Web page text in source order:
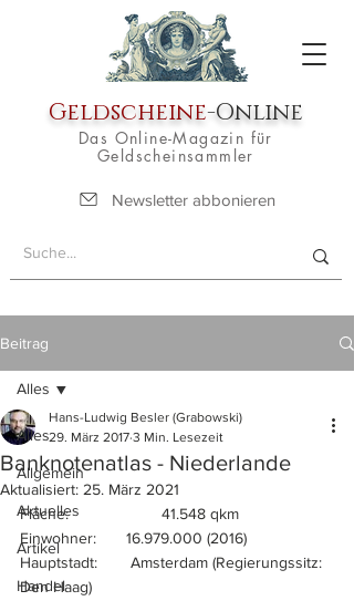
Geldscheine-Online
Das Online-Magazin für
Geldscheinsammler
Newsletter abbonieren
Beitrag
Alles
Allgemein
Aktuelles
Artikel
Handel
Alles
Banknotenatlas - Niederlande
Hans-Ludwig Besler (Grabowski)
29. März 2017 3 Min. Lesezeit
Aktualisiert: 25. März 2021
Fläche:	            41.548 qkm
Einwohner: 	    16.979.000 (2016)
Hauptstadt:	     Amsterdam (Regierungssitz:
Den Haag)